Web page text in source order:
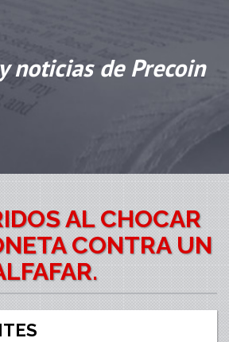
noticias de Precoin
AL CHOCAR
CONTRA UN